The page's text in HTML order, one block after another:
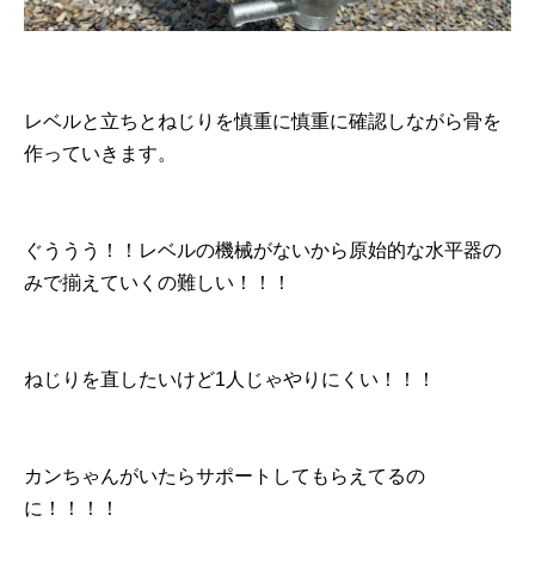
レベルと立ちとねじりを慎重に慎重に確認しながら骨を
作っていきます。
ぐううう！！レベルの機械がないから原始的な水平器の
みで揃えていくの難しい！！！
ねじりを直したいけど1人じゃやりにくい！！！
カンちゃんがいたらサポートしてもらえてるの
に！！！！